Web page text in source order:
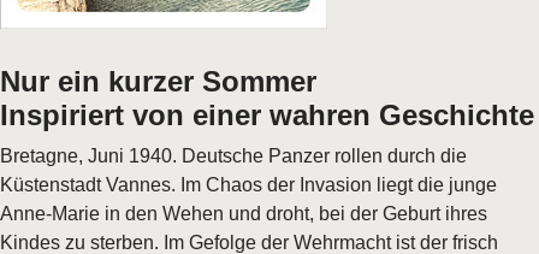
Nur ein kurzer Sommer
Inspiriert von einer wahren Geschichte
Bretagne, Juni 1940. Deutsche Panzer rollen durch die
Küstenstadt Vannes. Im Chaos der Invasion liegt die junge
Anne-Marie in den Wehen und droht, bei der Geburt ihres
Kindes zu sterben. Im Gefolge der Wehrmacht ist der frisch